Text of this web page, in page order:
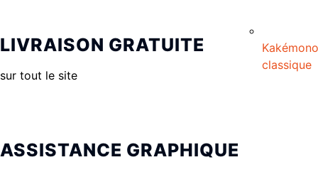
Kakémono
classique
LIVRAISON GRATUITE
sur tout le site
ASSISTANCE GRAPHIQUE